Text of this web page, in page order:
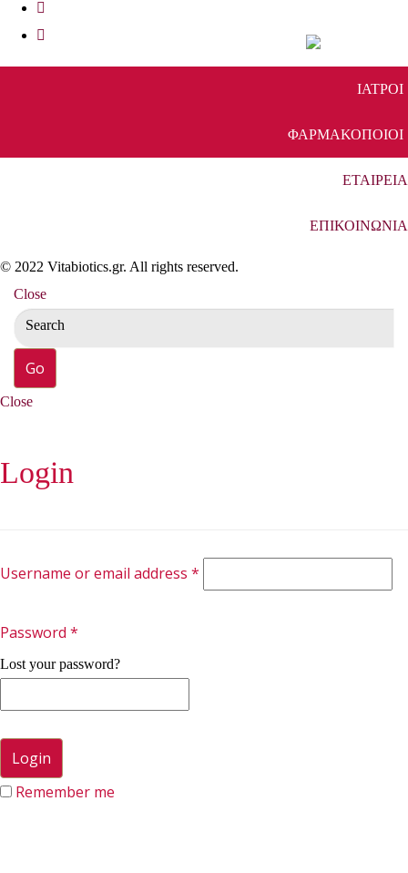
ΙΑΤΡΟΙ
ΦΑΡΜΑΚΟΠΟΙΟΙ
ΕΤΑΙΡΕΙΑ
ΕΠΙΚΟΙΝΩΝΙΑ
© 2022 Vitabiotics.gr. All rights reserved.
Close
Close
Login
Username or email address *
Password *
Lost your password?
Remember me